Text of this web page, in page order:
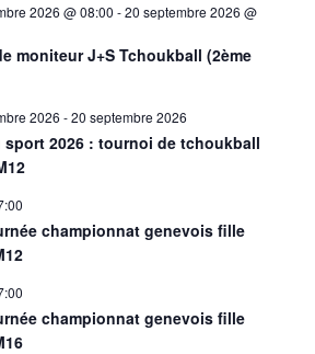
2026 @ 08:00 -20 septembre 2026 @
moniteur J+S Tchoukball (2ème
2026 -20 septembre 2026
sport 2026 : tournoi de tchoukball
championnat genevois fille
championnat genevois fille